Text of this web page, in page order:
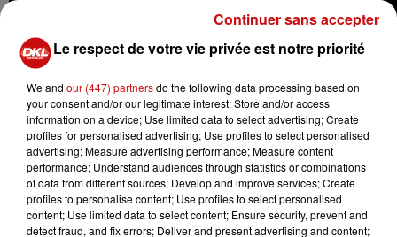
DES SUPPORTERS BIEN ÉLEVÉS À STRASBOURG
Vidéo plutôt insolite, postée par des élus strasbourgeois
étonnés de voir les supporters participer au nettoyage
de la pelouse après la retransmission de la rencontre,
Le respect de votre vie privée est notre priorité
We and our (447) partnersdo the following data processing based on
your consent and/or our legitimate interest: Store and/or access
information on a device; Use limited data to select advertising; Create
profiles for personalised advertising; Use profiles to select personalised
advertising; Measure advertising performance; Measure content
performance; Understand audiences through statistics or combinations
of data from different sources; Develop and improve services; Create
profiles to personalise content; Use profiles to select personalised
content; Use limited data to select content; Ensure security, prevent and
detect fraud, and fix errors; Deliver and present advertising and content;
Continuer sans accepter